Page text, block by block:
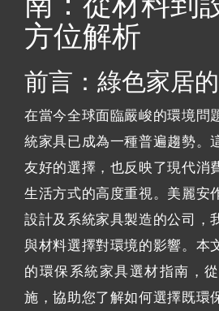
方位解析
前言：綠色家居
在當今全球面臨嚴峻的環境問
統家具已成為一種普遍趨勢。
友好的選擇，也反映了現代消
生活方式的高度重視。美麗安
設計及系統家具製造的公司，
與材料選擇對環境的影響。本
的環保系統家具選材指南，
施，協助您了解如何選擇既環